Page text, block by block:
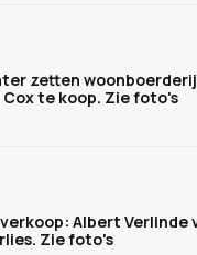
zetten
te koop. Zie foto's
Albert Verlinde
Zie foto's